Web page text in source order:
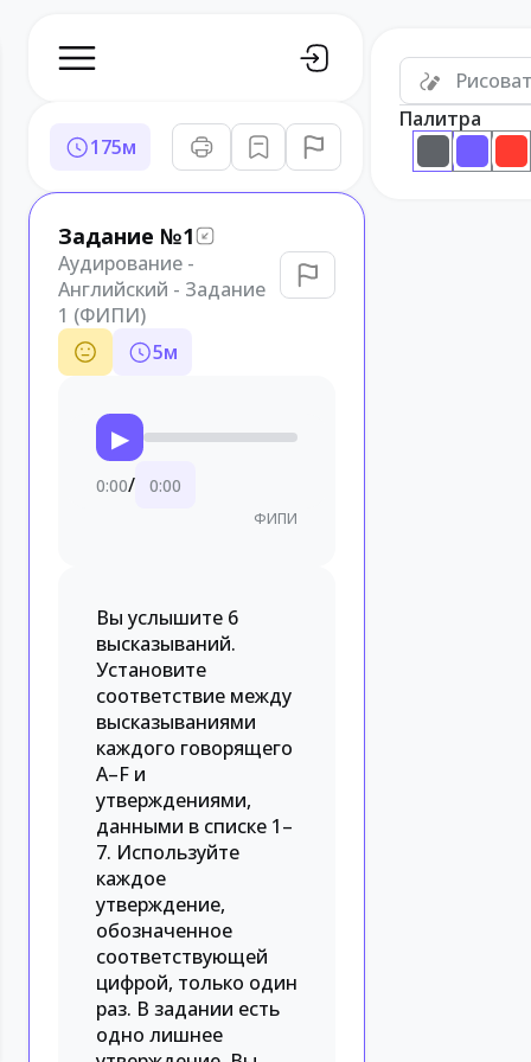
175м
Задание №1
Аудирование -
Английский - Задание
1 (ФИПИ)
5м
▶
0:00/ 0:00
ФИПИ
Вы услышите 6
высказываний.
Установите
соответствие между
высказываниями
каждого говорящего
A–F и
утверждениями,
данными в списке 1–
7. Используйте
каждое
утверждение,
обозначенное
соответствующей
цифрой, только один
раз. В задании есть
одно лишнее
Палитра